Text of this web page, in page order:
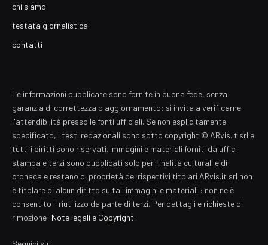
chi siamo
testata giornalistica
contatti
Le informazioni pubblicate sono fornite in buona fede, senza
garanzia di correttezza o aggiornamento: si invita a verificarne
l'attendibilità presso le fonti ufficiali. Se non esplicitamente
specificato, i testi redazionali sono sotto copyright © ARvis.it srl e
tutti i diritti sono riservati. Immagini e materiali forniti da uffici
stampa e terzi sono pubblicati solo per finalità culturali e di
cronaca e restano di proprietà dei rispettivi titolari ARvis.it srl non
è titolare di alcun diritto su tali immagini e materiali : non ne è
consentito il riutilizzo da parte di terzi. Per dettagli e richieste di
rimozione: Note legali e Copyright.